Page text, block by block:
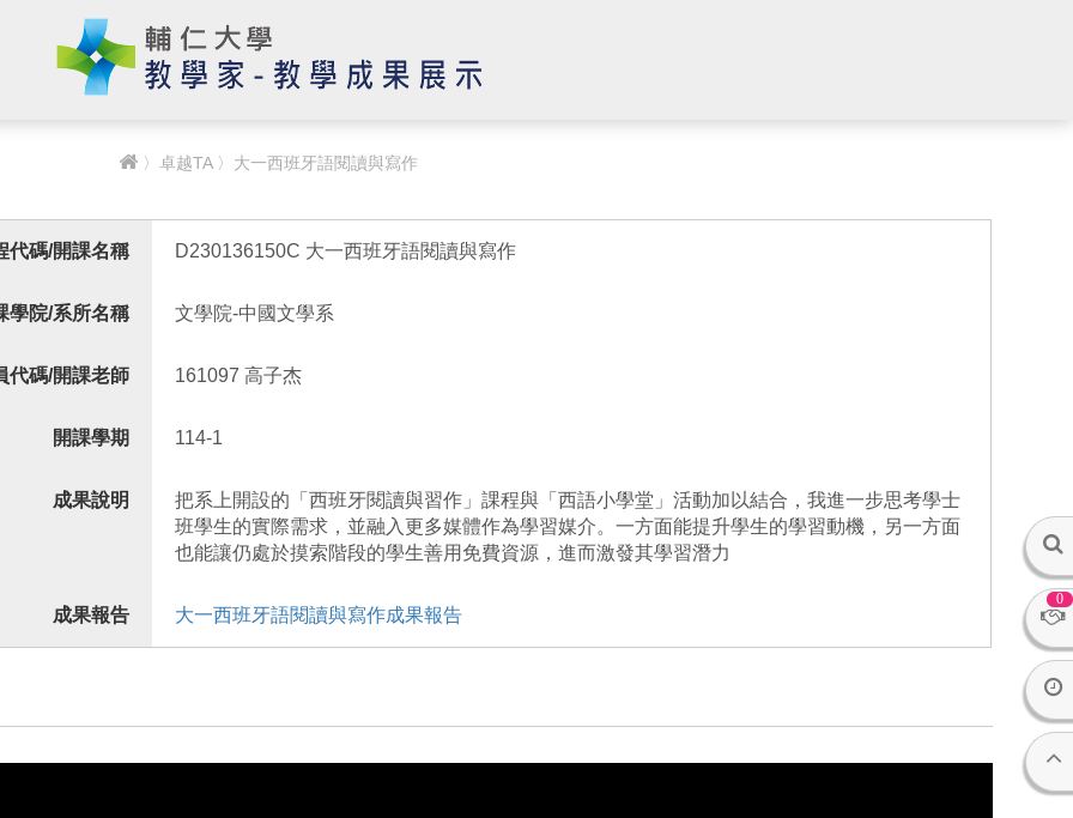
0
〉 卓越TA〉大一西班牙語閱讀與寫作
代碼/開課名稱 D230136150C 大一西班牙語閱讀與寫作
學院/系所名稱 文學院-中國文學系
代碼/開課老師 161097 高子杰
開課學期 114-1
成果說明
把系上開設的「西班牙閱讀與習作」課程與「西語小學堂」活動加以結合，我進一步思考學士
班學生的實際需求，並融入更多媒體作為學習媒介。一方面能提升學生的學習動機，另一方面
也能讓仍處於摸索階段的學生善用免費資源，進而激發其學習潛力
成果報告 大一西班牙語閱讀與寫作成果報告